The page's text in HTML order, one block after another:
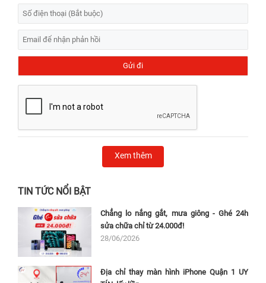
Xem thêm
TIN TỨC NỔI BẬT
Chẳng lo nắng gắt, mưa giông - Ghé 24h
sửa chữa chỉ từ 24.000đ!
28/06/2026
Địa chỉ thay màn hình iPhone Quận 1 UY